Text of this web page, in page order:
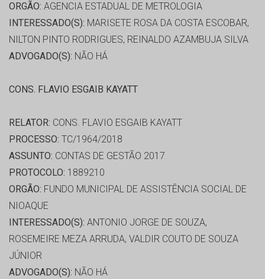
ORGÃO: AGENCIA ESTADUAL DE METROLOGIA
INTERESSADO(S): MARISETE ROSA DA COSTA ESCOBAR,
NILTON PINTO RODRIGUES, REINALDO AZAMBUJA SILVA
ADVOGADO(S): NÃO HÁ
CONS. FLAVIO ESGAIB KAYATT
RELATOR: CONS. FLAVIO ESGAIB KAYATT
PROCESSO: TC/1964/2018
ASSUNTO: CONTAS DE GESTÃO 2017
PROTOCOLO: 1889210
ORGÃO: FUNDO MUNICIPAL DE ASSISTÊNCIA SOCIAL DE
NIOAQUE
INTERESSADO(S): ANTONIO JORGE DE SOUZA,
ROSEMEIRE MEZA ARRUDA, VALDIR COUTO DE SOUZA
JÚNIOR
ADVOGADO(S): NÃO HÁ